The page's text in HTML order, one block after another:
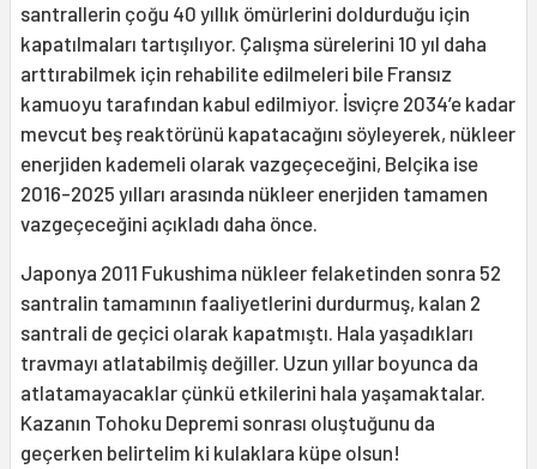
santrallerin çoğu 40 yıllık ömürlerini doldurduğu için
kapatılmaları tartışılıyor. Çalışma sürelerini 10 yıl daha
arttırabilmek için rehabilite edilmeleri bile Fransız
kamuoyu tarafından kabul edilmiyor. İsviçre 2034’e kadar
mevcut beş reaktörünü kapatacağını söyleyerek, nükleer
enerjiden kademeli olarak vazgeçeceğini, Belçika ise
2016-2025 yılları arasında nükleer enerjiden tamamen
vazgeçeceğini açıkladı daha önce.
Japonya 2011 Fukushima nükleer felaketinden sonra 52
santralin tamamının faaliyetlerini durdurmuş, kalan 2
santrali de geçici olarak kapatmıştı. Hala yaşadıkları
travmayı atlatabilmiş değiller. Uzun yıllar boyunca da
atlatamayacaklar çünkü etkilerini hala yaşamaktalar.
Kazanın Tohoku Depremi sonrası oluştuğunu da
geçerken belirtelim ki kulaklara küpe olsun!